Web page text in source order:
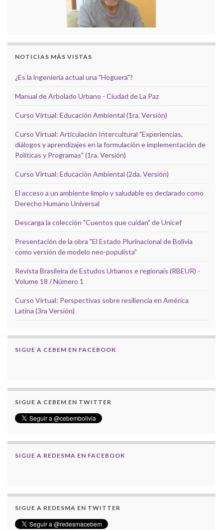
NOTICIAS MÁS VISTAS
¿Es la ingeniería actual una "Hoguera"?
Manual de Arbolado Urbano - Ciudad de La Paz
Curso Virtual: Educación Ambiental (1ra. Versión)
Curso Virtual: Articulación Intercultural "Experiencias,
diálogos y aprendizajes en la formulación e implementación de
Políticas y Programas" (1ra. Versión)
Curso Virtual: Educación Ambiental (2da. Versión)
El acceso a un ambiente limpio y saludable es declarado como
Derecho Humano Universal
Descarga la colección "Cuentos que cuidan" de Unicef
Presentación de la obra "El Estado Plurinacional de Bolivia
como versión de modelo neo-populista"
Revista Brasileira de Estudos Urbanos e regionais (RBEUR) -
Volume 18 / Número 1
Curso Virtual: Perspectivas sobre resiliencia en América
Latina (3ra Versión)
SIGUE A CEBEM EN FACEBOOK
SIGUE A CEBEM EN TWITTER
SIGUE A REDESMA EN FACEBOOK
SIGUE A REDESMA EN TWITTER